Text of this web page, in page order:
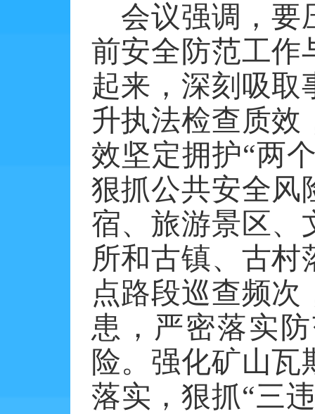
会议强调，要
前安全防范工作
起来，深刻吸取
升执法检查质效
效坚定拥护“两
狠抓公共安全风
宿、旅游景区、
所和古镇、古村
点路段巡查频
患，严密落实
险。强化矿山
落实，狠抓“三